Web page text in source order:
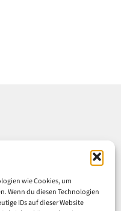
wie Cookies, um
Wenn du diesen Technologien
IDs auf dieser Website